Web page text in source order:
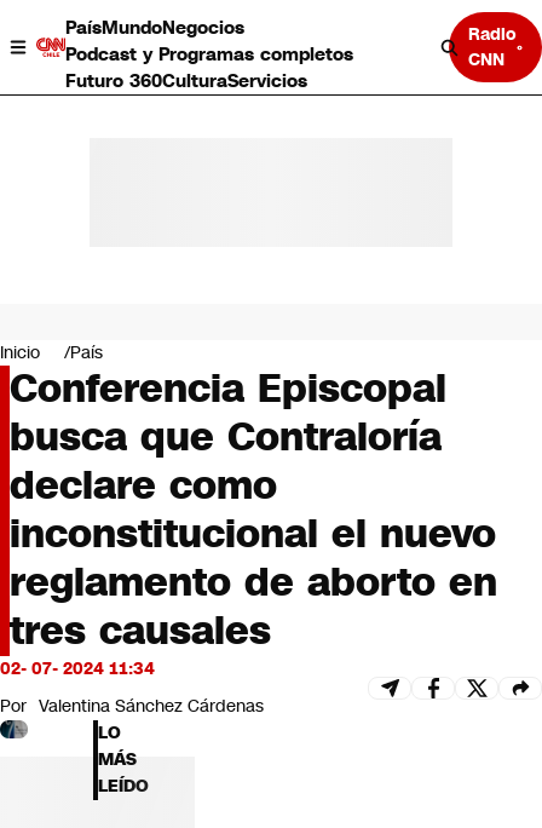
PaísMundoNegocios
Podcast y Programas completos
Futuro 360CulturaServicios
Radio
CNN
Negocios
Deportes
Programas completos
Cultura
Servicios
Bits
CNN tiempo
Futuro 360
Opinión
Inicio País
Conferencia Episcopal
busca que Contraloría
declare como
inconstitucional el nuevo
reglamento de aborto en
tres causales
02- 07- 2024 11:34
Por Valentina Sánchez Cárdenas
LO
MÁS
LEÍDO